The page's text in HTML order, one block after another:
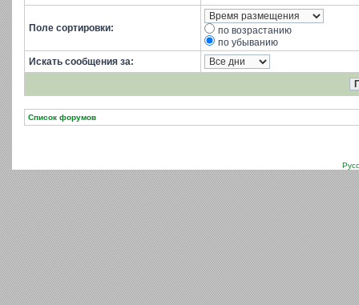
Поле сортировки:
по возрастанию
по убыванию
Искать сообщения за:
Список форумов